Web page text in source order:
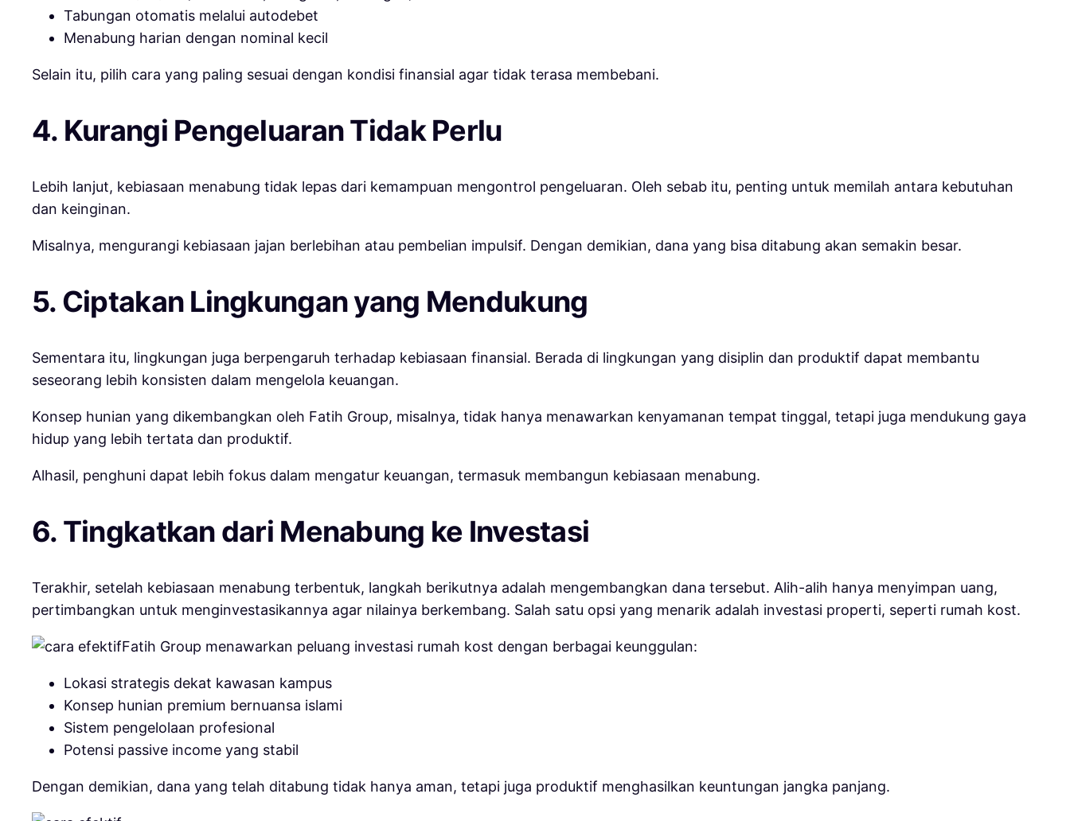
Tabungan otomatis melalui autodebet
Menabung harian dengan nominal kecil
Selain itu, pilih cara yang paling sesuai dengan kondisi finansial agar tidak terasa membebani.
4. Kurangi Pengeluaran Tidak Perlu
Lebih lanjut, kebiasaan menabung tidak lepas dari kemampuan mengontrol pengeluaran. Oleh sebab itu, penting untuk memilah antara kebutuhan
dan keinginan.
Misalnya, mengurangi kebiasaan jajan berlebihan atau pembelian impulsif. Dengan demikian, dana yang bisa ditabung akan semakin besar.
5. Ciptakan Lingkungan yang Mendukung
Sementara itu, lingkungan juga berpengaruh terhadap kebiasaan finansial. Berada di lingkungan yang disiplin dan produktif dapat membantu
seseorang lebih konsisten dalam mengelola keuangan.
Konsep hunian yang dikembangkan oleh Fatih Group, misalnya, tidak hanya menawarkan kenyamanan tempat tinggal, tetapi juga mendukung gaya
hidup yang lebih tertata dan produktif.
Alhasil, penghuni dapat lebih fokus dalam mengatur keuangan, termasuk membangun kebiasaan menabung.
6. Tingkatkan dari Menabung ke Investasi
Terakhir, setelah kebiasaan menabung terbentuk, langkah berikutnya adalah mengembangkan dana tersebut. Alih-alih hanya menyimpan uang,
pertimbangkan untuk menginvestasikannya agar nilainya berkembang. Salah satu opsi yang menarik adalah investasi properti, seperti rumah kost.
Fatih Group menawarkan peluang investasi rumah kost dengan berbagai keunggulan:
Lokasi strategis dekat kawasan kampus
Konsep hunian premium bernuansa islami
Sistem pengelolaan profesional
Potensi passive income yang stabil
Dengan demikian, dana yang telah ditabung tidak hanya aman, tetapi juga produktif menghasilkan keuntungan jangka panjang.